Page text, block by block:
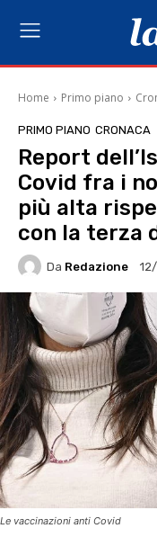
Home Primo piano
PRIMO PIANO CRONACA
Report
Covid fra i
più alta
con la terza
Da Redazione
Le vaccinazioni anti Covid